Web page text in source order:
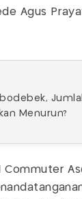
Agus
Menurun?
Commuter